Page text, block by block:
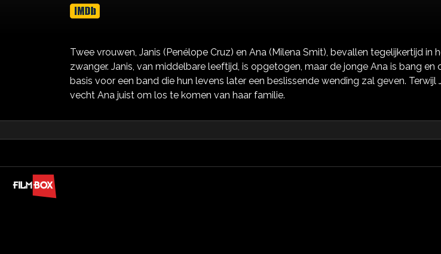
Twee vrouwen, Janis (Penélope Cruz) en Ana (Milena Smit), bevallen tegelijkertijd
zwanger. Janis, van middelbare leeftijd, is opgetogen, maar de jonge Ana is bang
basis voor een band die hun levens later een beslissende wending zal geven.
vecht Ana juist om los te komen van haar familie.